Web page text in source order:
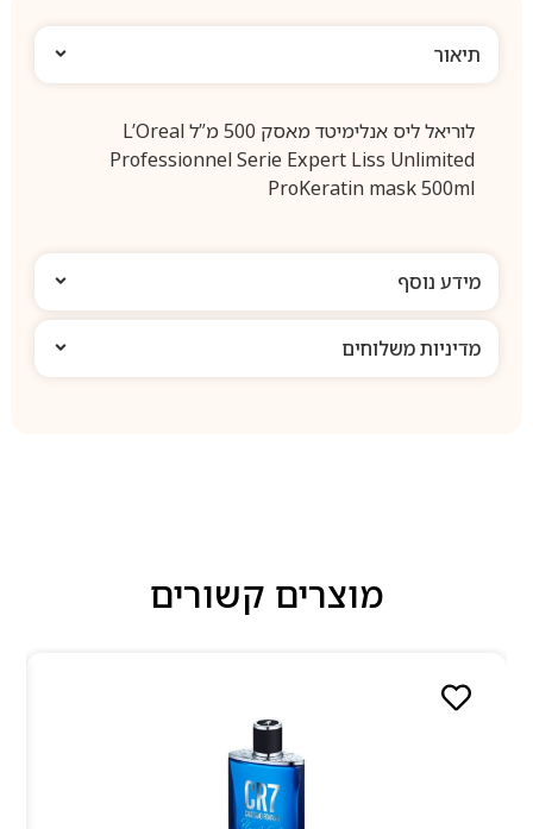
תיאור
לוריאל ליס אנלימיטד מאסק 500 מ”ל L’Oreal
Professionnel Serie Expert Liss Unlimited
ProKeratin mask 500ml
מידע נוסף
מדיניות משלוחים
מוצרים קשורים